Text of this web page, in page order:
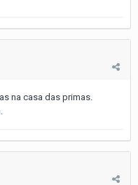
na casa das primas.